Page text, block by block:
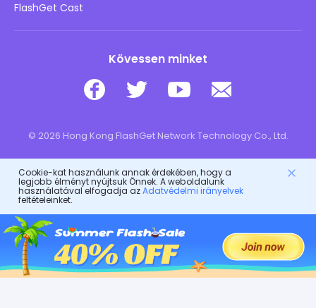
Letöltés
FlashGet Cast
Kövessen minket
© 2026 Hong Kong FlashGet Network Technology Co., Ltd.
Cookie-kat használunk annak érdekében, hogy a
legjobb élményt nyújtsuk Önnek. A weboldalunk
használatával elfogadja azAdatvédelmi irányelvek
feltételeinket.